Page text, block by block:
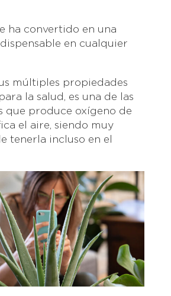
ha convertido en una
en cualquier
múltiples propiedades
la salud, es una de las
que produce oxígeno de
el aire, siendo muy
tenerla incluso en el